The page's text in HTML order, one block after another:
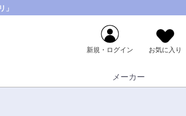
」
新規・ログイン お気に入り
メーカー